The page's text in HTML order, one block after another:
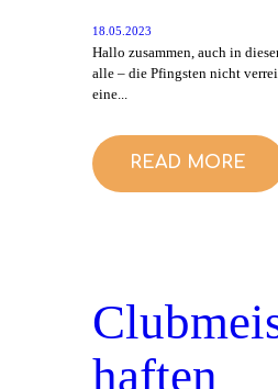
18.05.2023
Hallo zusammen, auch in
alle – die Pfingsten nicht
eine...
READ MORE
haften